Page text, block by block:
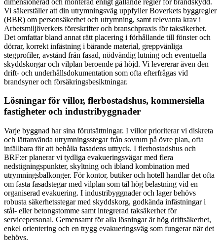
Vi säkerställer att din utrymningsväg uppfyller Boverkets byggregler
(BBR) om personsäkerhet och utrymning, samt relevanta krav i
Arbetsmiljöverkets föreskrifter och branschpraxis för taksäkerhet.
Det omfattar bland annat rätt placering i förhållande till fönster och
dörrar, korrekt infästning i bärande material, greppvänliga
stegprofiler, avstånd från fasad, nödvändig lutning och eventuella
skyddskorgar och vilplan beroende på höjd. Vi levererar även den
drift- och underhållsdokumentation som ofta efterfrågas vid
brandsyner och försäkringsbesiktningar.
Lösningar för villor, flerbostadshus, kommersiella
fastigheter och industribyggnader
Varje byggnad har sina förutsättningar. I villor prioriterar vi diskreta
och lättanvända utrymningsstegar från sovrum på övre plan, ofta
infällbara för att behålla fasadens uttryck. I flerbostadshus och
BRF:er planerar vi tydliga evakueringsvägar med flera
nedstigningspunkter, skyltning och ibland kombination med
utrymningsbalkonger. För kontor, butiker och hotell handlar det ofta
om fasta fasadstegar med vilplan som tål hög belastning vid en
organiserad evakuering. I industribyggnader och lager behövs
robusta säkerhetsstegar med skyddskorg, godkända infästningar i
stål- eller betongstomme samt integrerad taksäkerhet för
servicepersonal. Gemensamt för alla lösningar är hög driftsäkerhet,
enkel orientering och en trygg evakueringsväg som fungerar när det
behövs.